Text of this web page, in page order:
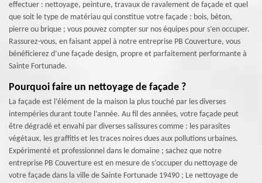
effectuer : nettoyage, peinture, travaux de ravalement de façade et quel
que soit le type de matériau qui constitue votre façade : bois, béton,
pierre ou brique ; vous pouvez compter sur nos équipes pour s’en occuper.
Rassurez-vous, en faisant appel à notre entreprise PB Couverture, vous
bénéficierez d’une façade design, propre et parfaitement performante à
Sainte Fortunade.
Pourquoi faire un nettoyage de façade ?
La façade est l’élément de la maison la plus touché par les diverses
intempéries durant toute l’année. Au fil des années, votre façade peut
être dégradé et envahi par diverses salissures comme : les parasites
végétaux, les graffitis et les traces noires dues aux pollutions urbaines.
Expérimenté et professionnel dans le domaine ; sachez que notre
entreprise PB Couverture est en mesure de s’occuper du nettoyage de
votre façade dans la ville de Sainte Fortunade 19490 ; Le nettoyage de